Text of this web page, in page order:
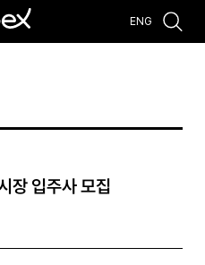
ENG
장 입주사 모집